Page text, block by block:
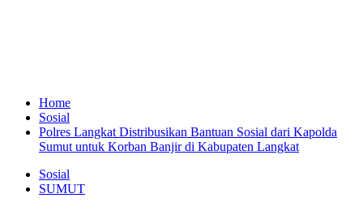
Home
Sosial
Polres Langkat Distribusikan Bantuan Sosial dari Kapolda
Sumut untuk Korban Banjir di Kabupaten Langkat
Sosial
SUMUT